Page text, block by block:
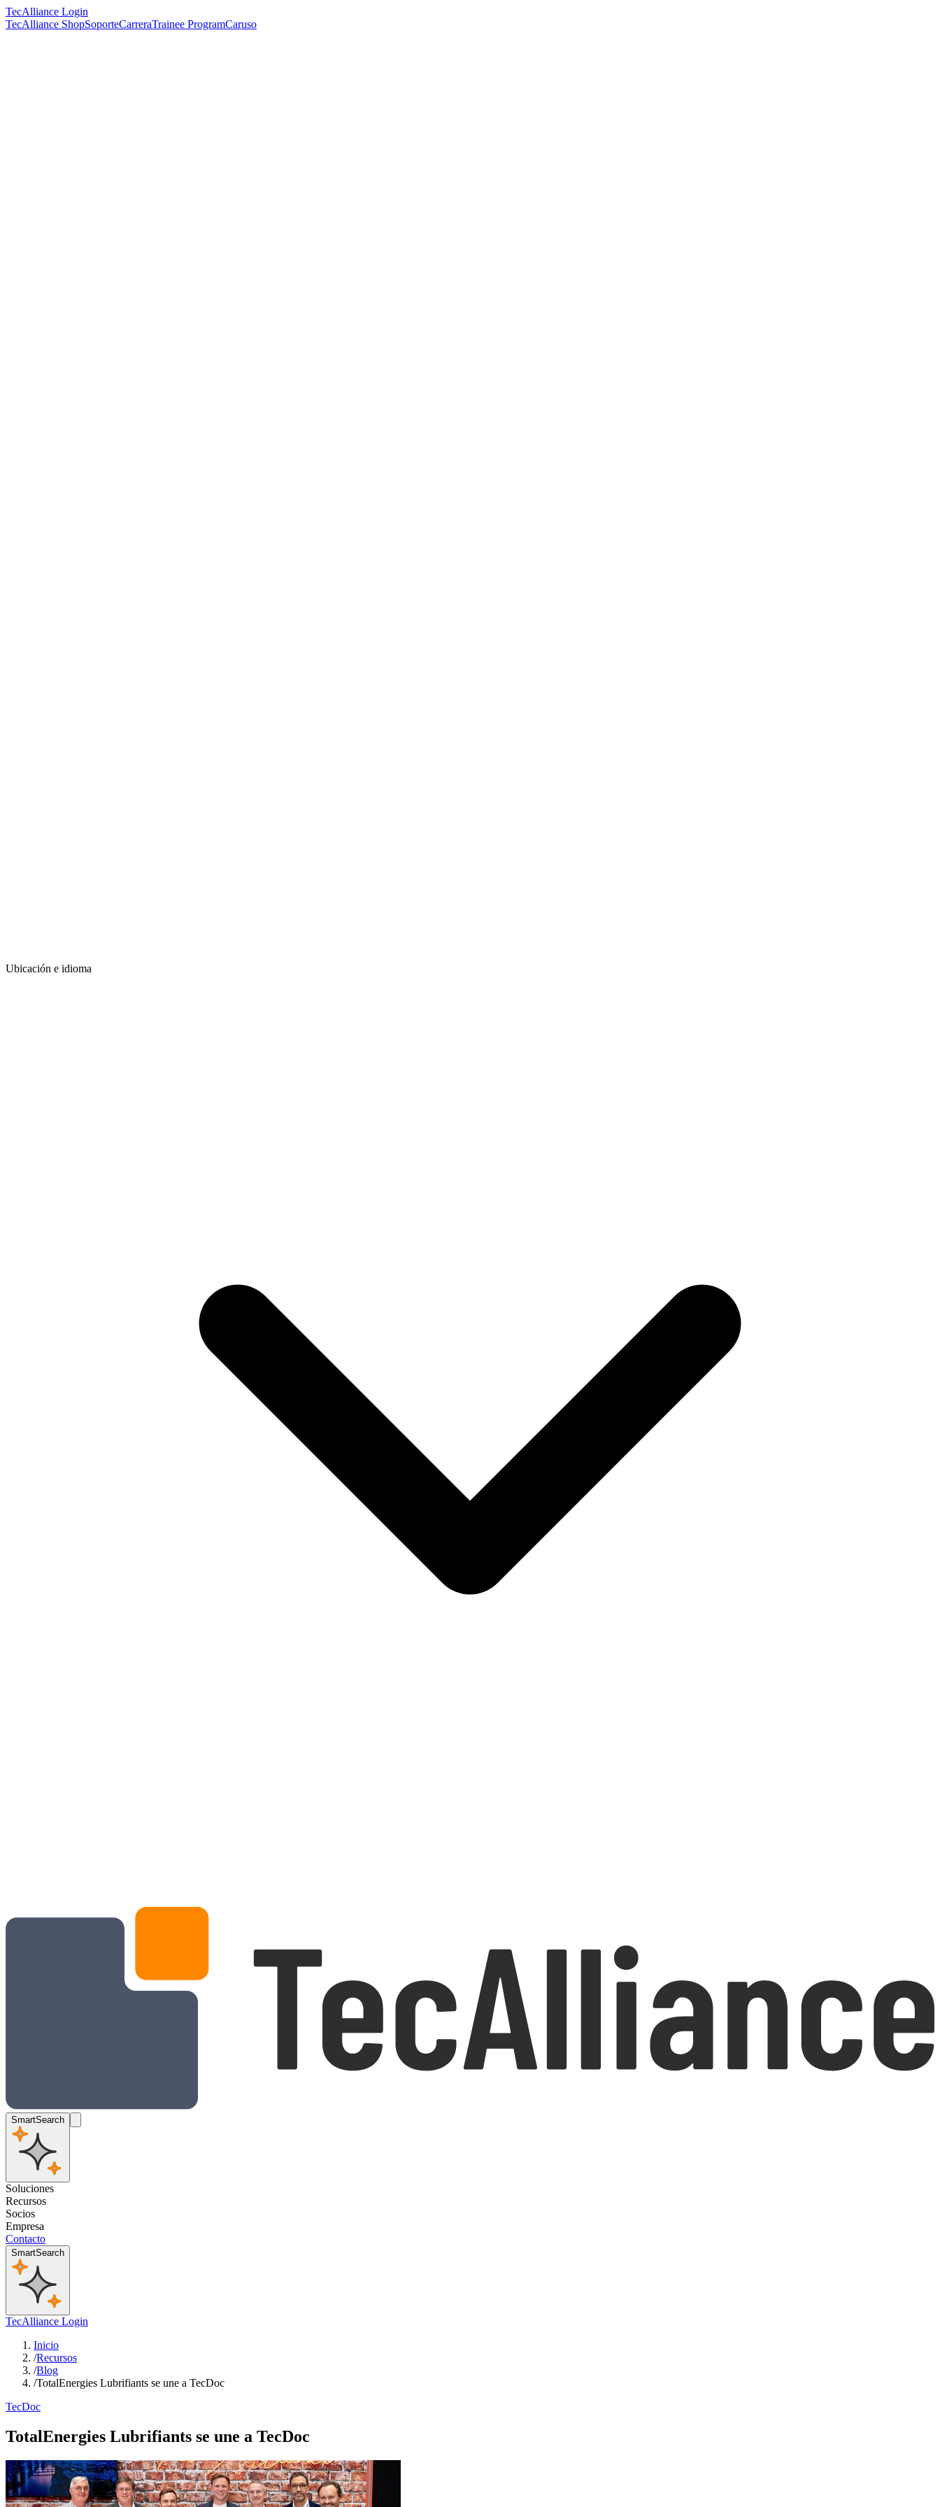
TecAlliance Login
TecAlliance ShopSoporteCarreraTrainee ProgramCaruso
Ubicación e idioma
SmartSearch
Soluciones
Recursos
Socios
Empresa
Contacto
SmartSearch
TecAlliance Login
Inicio
/Recursos
/Blog
/TotalEnergies Lubrifiants se une a TecDoc
TecDoc
TotalEnergies Lubrifiants se une a TecDoc